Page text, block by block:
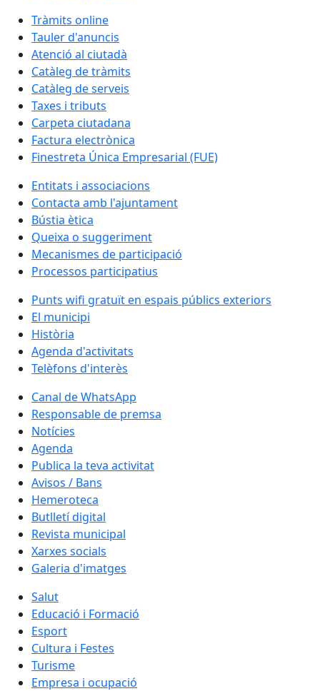
Tràmits online
Tauler d'anuncis
Atenció al ciutadà
Catàleg de tràmits
Catàleg de serveis
Taxes i tributs
Carpeta ciutadana
Factura electrònica
Finestreta Única Empresarial (FUE)
Entitats i associacions
Contacta amb l'ajuntament
Bústia ètica
Queixa o suggeriment
Mecanismes de participació
Processos participatius
Punts wifi gratuït en espais públics exteriors
El municipi
Història
Agenda d'activitats
Telèfons d'interès
Canal de WhatsApp
Responsable de premsa
Notícies
Agenda
Publica la teva activitat
Avisos / Bans
Hemeroteca
Butlletí digital
Revista municipal
Xarxes socials
Galeria d'imatges
Salut
Educació i Formació
Esport
Cultura i Festes
Turisme
Empresa i ocupació